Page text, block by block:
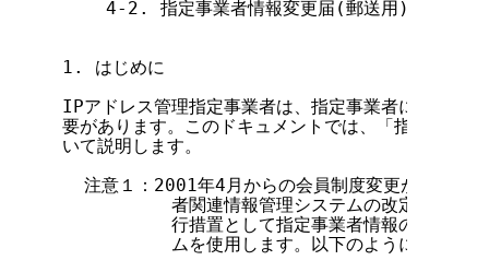
    4-2. 指定事業者情報変更届(郵送用)について
1. はじめに
IPアドレス管理指定事業者は、指定事業者に関する
要があります。このドキュメントでは、「指定事業
いて説明します。
注意１：2001年4月からの会員制度変更があり、
者関連情報管理システムの改定が必要と
行措置として指定事業者情報の登録に
ムを使用します。以下のように各項目を